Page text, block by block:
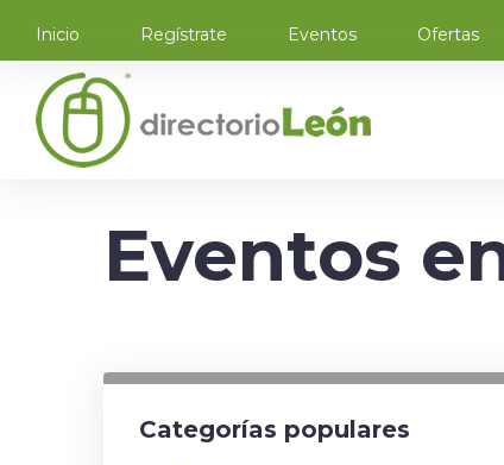
Inicio Regístrate Eventos Ofertas
Eventos
Categorías populares